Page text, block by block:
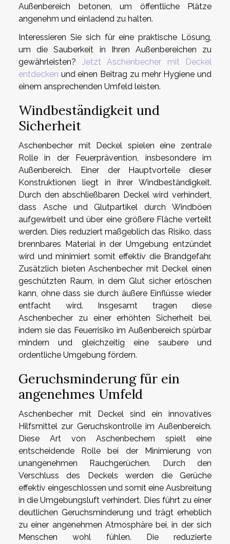
Außenbereich betonen, um öffentliche Plätze
angenehm und einladend zu halten.
Interessieren Sie sich für eine praktische Lösung,
um die Sauberkeit in Ihren Außenbereichen zu
gewährleisten? Jetzt Aschenbecher mit Deckel
entdecken und einen Beitrag zu mehr Hygiene und
einem ansprechenden Umfeld leisten.
Windbeständigkeit und
Sicherheit
Aschenbecher mit Deckel spielen eine zentrale
Rolle in der Feuerprävention, insbesondere im
Außenbereich. Einer der Hauptvorteile dieser
Konstruktionen liegt in ihrer Windbeständigkeit.
Durch den abschließbaren Deckel wird verhindert,
dass Asche und Glutpartikel durch Windböen
aufgewirbelt und über eine größere Fläche verteilt
werden. Dies reduziert maßgeblich das Risiko, dass
brennbares Material in der Umgebung entzündet
wird und minimiert somit effektiv die Brandgefahr.
Zusätzlich bieten Aschenbecher mit Deckel einen
geschützten Raum, in dem Glut sicher erlöschen
kann, ohne dass sie durch äußere Einflüsse wieder
entfacht wird. Insgesamt tragen diese
Aschenbecher zu einer erhöhten Sicherheit bei,
indem sie das Feuerrisiko im Außenbereich spürbar
mindern und gleichzeitig eine saubere und
ordentliche Umgebung fördern.
Geruchsminderung für ein
angenehmes Umfeld
Aschenbecher mit Deckel sind ein innovatives
Hilfsmittel zur Geruchskontrolle im Außenbereich.
Diese Art von Aschenbechern spielt eine
entscheidende Rolle bei der Minimierung von
unangenehmen Rauchgerüchen. Durch den
Verschluss des Deckels werden die Gerüche
effektiv eingeschlossen und somit eine Ausbreitung
in die Umgebungsluft verhindert. Dies führt zu einer
deutlichen Geruchsminderung und trägt erheblich
zu einer angenehmen Atmosphäre bei, in der sich
Menschen wohl fühlen. Die reduzierte